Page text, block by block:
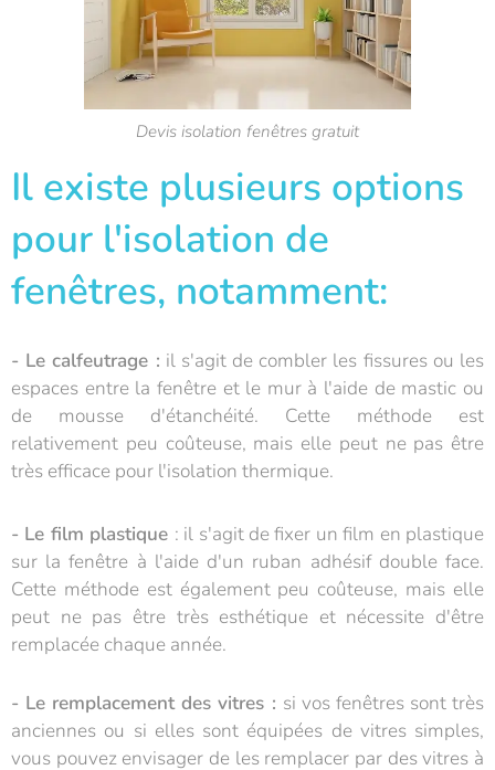
Devis isolation fenêtres gratuit
Il existe plusieurs options
pour l'isolation de
fenêtres, notamment:
- Le calfeutrage : il s'agit de combler les fissures ou les
espaces entre la fenêtre et le mur à l'aide de mastic ou
de mousse d'étanchéité. Cette méthode est
relativement peu coûteuse, mais elle peut ne pas être
très efficace pour l'isolation thermique.
- Le film plastique : il s'agit de fixer un film en plastique
sur la fenêtre à l'aide d'un ruban adhésif double face.
Cette méthode est également peu coûteuse, mais elle
peut ne pas être très esthétique et nécessite d'être
remplacée chaque année.
- Le remplacement des vitres : si vos fenêtres sont très
anciennes ou si elles sont équipées de vitres simples,
vous pouvez envisager de les remplacer par des vitres à